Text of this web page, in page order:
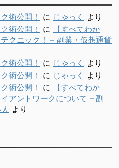
術公開！ に じゃっく
より
術公開！
に
【すべてわか
クニック！ – 副業・仮想通貨
術公開！
に じゃっく
より
術公開！
に じゃっく
より
術公開！
に
【すべてわか
アントワークについて – 副
より